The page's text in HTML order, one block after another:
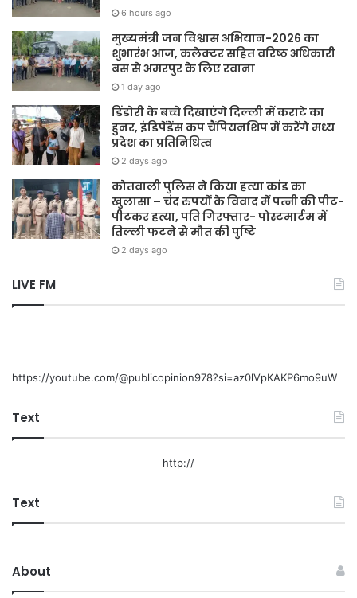
6 hours ago
मुख्यमंत्री जन विश्वास अभियान-2026 का
शुभारंभ आज, कलेक्टर सहित वरिष्ठ अधिकारी
बस से अमरपुर के लिए रवाना
1 day ago
डिंडोरी के बच्चे दिखाएंगे दिल्ली में कराटे का
हुनर, इंडिपेंडेंस कप चैंपियनशिप में करेंगे मध्य
प्रदेश का प्रतिनिधित्व
2 days ago
कोतवाली पुलिस ने किया हत्या कांड का
खुलासा – चंद रुपयों के विवाद में पत्नी की पीट-
पीटकर हत्या, पति गिरफ्तार- पोस्टमार्टम में
तिल्ली फटने से मौत की पुष्टि
2 days ago
LIVE FM
https://youtube.com/@publicopinion978?si=az0lVpKAKP6mo9uW
Text
http://
Text
About